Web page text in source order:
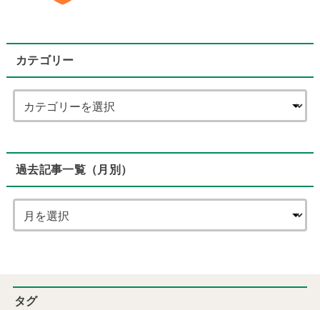
カテゴリー
過去記事一覧（月別）
タグ